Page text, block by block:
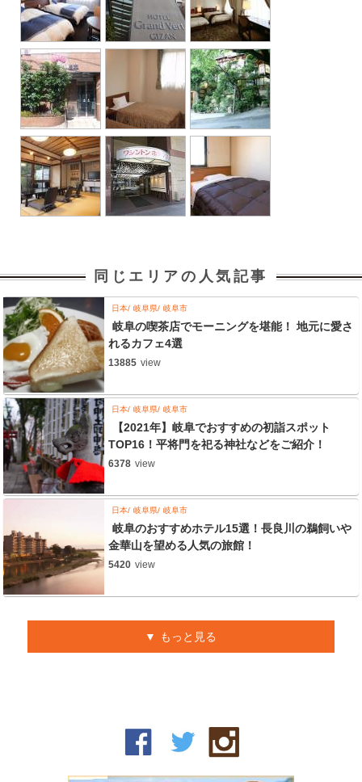
同じエリアの人気記事
日本 岐阜県 岐阜市
岐阜の喫茶店でモーニングを堪能！ 地元に愛さ
れるカフェ4選
13885 view
日本 岐阜県 岐阜市
【2021年】岐阜でおすすめの初詣スポット
TOP16！平将門を祀る神社などをご紹介！
6378 view
日本 岐阜県 岐阜市
岐阜のおすすめホテル15選！長良川の鵜飼いや
金華山を望める人気の旅館！
5420 view
もっと見る